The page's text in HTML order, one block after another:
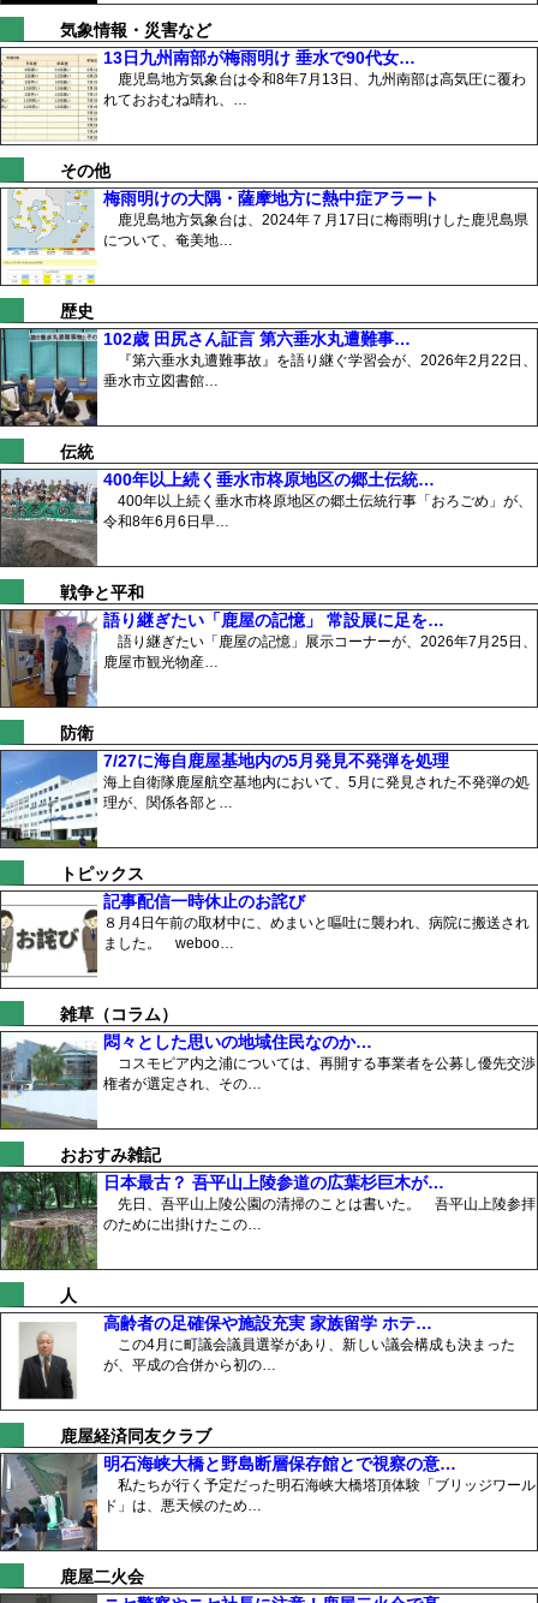
気象情報・災害など
13日九州南部が梅雨明け 垂水で90代女…
鹿児島地方気象台は令和8年7月13日、九州南部は高気圧に覆わ
れておおむね晴れ、…
その他
梅雨明けの大隅・薩摩地方に熱中症アラート
鹿児島地方気象台は、2024年７月17日に梅雨明けした鹿児島県
について、奄美地…
歴史
102歳 田尻さん証言 第六垂水丸遭難事…
『第六垂水丸遭難事故』を語り継ぐ学習会が、2026年2月22日、
垂水市立図書館…
伝統
400年以上続く垂水市柊原地区の郷土伝統…
400年以上続く垂水市柊原地区の郷土伝統行事「おろごめ」が、
令和8年6月6日早…
戦争と平和
語り継ぎたい「鹿屋の記憶」 常設展に足を…
語り継ぎたい「鹿屋の記憶」展示コーナーが、2026年7月25日、
鹿屋市観光物産…
防衛
7/27に海自鹿屋基地内の5月発見不発弾を処理
海上自衛隊鹿屋航空基地内において、5月に発見された不発弾の処
理が、関係各部と…
トピックス
記事配信一時休止のお詫び
８月4日午前の取材中に、めまいと嘔吐に襲われ、病院に搬送され
ました。 weboo…
雑草（コラム）
悶々とした思いの地域住民なのか…
コスモピア内之浦については、再開する事業者を公募し優先交渉
権者が選定され、その…
おおすみ雑記
日本最古？ 吾平山上陵参道の広葉杉巨木が…
先日、吾平山上陵公園の清掃のことは書いた。 吾平山上陵参拝
のために出掛けたこの…
人
高齢者の足確保や施設充実 家族留学 ホテ…
この4月に町議会議員選挙があり、新しい議会構成も決まった
が、平成の合併から初の…
鹿屋経済同友クラブ
明石海峡大橋と野島断層保存館とで視察の意…
私たちが行く予定だった明石海峡大橋塔頂体験「ブリッジワール
ド」は、悪天候のため…
鹿屋二火会